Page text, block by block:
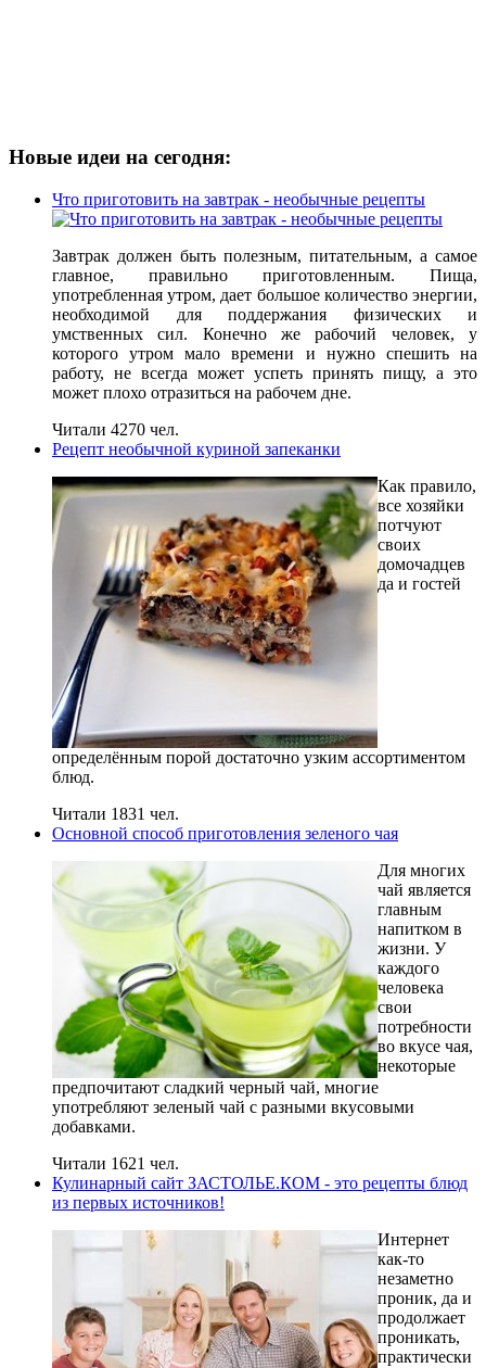
Новые идеи на сегодня:
Что приготовить на завтрак - необычные рецепты
Завтрак должен быть полезным, питательным, а самое
главное, правильно приготовленным. Пища,
употребленная утром, дает большое количество энергии,
необходимой для поддержания физических и
умственных сил. Конечно же рабочий человек, у
которого утром мало времени и нужно спешить на
работу, не всегда может успеть принять пищу, а это
может плохо отразиться на рабочем дне.
Читали 4270 чел.
Рецепт необычной куриной запеканки
Как правило,
все хозяйки
потчуют
своих
домочадцев
да и гостей
определённым порой достаточно узким ассортиментом
блюд.
Читали 1831 чел.
Основной способ приготовления зеленого чая
Для многих
чай является
главным
напитком в
жизни. У
каждого
человека
свои
потребности
во вкусе чая,
некоторые
предпочитают сладкий черный чай, многие
употребляют зеленый чай с разными вкусовыми
добавками.
Читали 1621 чел.
Кулинарный сайт ЗАСТОЛЬЕ.КОМ - это рецепты блюд
из первых источников!
Интернет
как-то
незаметно
проник, да и
продолжает
проникать,
практически